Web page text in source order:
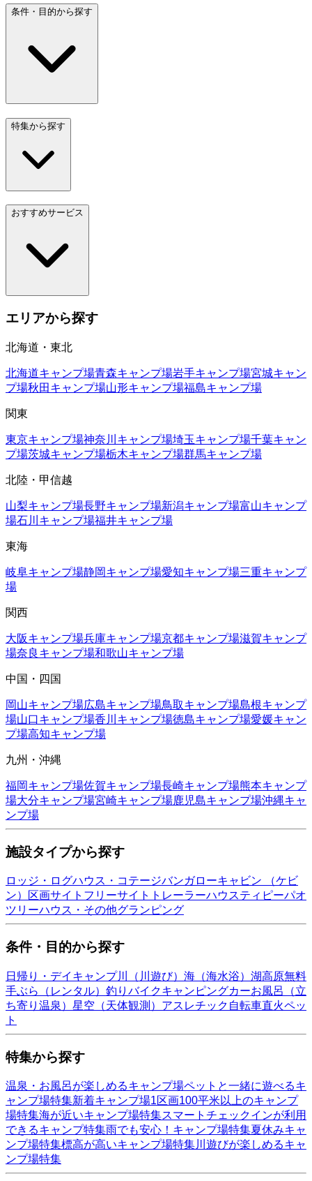
条件・目的から探す
特集から探す
おすすめサービス
エリアから探す
北海道・東北
北海道キャンプ場青森キャンプ場岩手キャンプ場宮城キャン
プ場秋田 キャンプ場山形キャンプ場福島キャンプ場
関東
東京キャンプ場神奈川 キャンプ場埼玉キャンプ場千葉キャン
プ場茨城キャンプ場栃木キャンプ場群馬キャンプ場
北陸・甲信越
山梨キャンプ場長野キャンプ場新潟キャンプ場富山キャンプ
場石川 キャンプ場福井キャンプ場
東海
岐阜キャンプ場静岡キャンプ場愛知キャンプ場三重キャンプ
場
関西
大阪キャンプ場兵庫キャンプ場京都キャンプ場滋賀キャンプ
場奈良 キャンプ場和歌山キャンプ場
中国・四国
岡山キャンプ場広島キャンプ場鳥取キャンプ場島根キャンプ
場山口キャンプ場香川 キャンプ場徳島キャンプ場愛媛キャン
プ場高知キャンプ場
九州・沖縄
福岡キャンプ場佐賀キャンプ場長崎キャンプ場熊本キャンプ
場大分キャンプ場宮崎キャンプ場鹿児島キャンプ場沖縄キャ
ンプ場
施設タイプから探す
ロッジ・ログハウス・コテージバンガローキャビン （ケビ
ン）
区画サイト フリーサイト トレーラーハウスティピーパオ
ツリーハウス・その他グランピング
条件・目的から探す
日帰り・デイキャンプ川（川遊び） 海（海水浴） 湖高原無料
手ぶら（レンタル） 釣り バイクキャンピングカーお風呂（立
ち寄り温泉） 星空（天体観測） アスレチック 自転車直火ペッ
ト
特集から探す
温泉・お風呂が楽しめるキャンプ場ペットと一緒に遊べるキ
ャンプ場特集新着キャンプ場1区画100平米以上のキャンプ
場特集海が近いキャンプ場特集スマートチェックインが利用
できるキャンプ特集雨でも安心！キャンプ場特集夏休みキャ
ンプ場特集標高が高いキャンプ場特集川遊びが楽しめるキャ
ンプ場特集